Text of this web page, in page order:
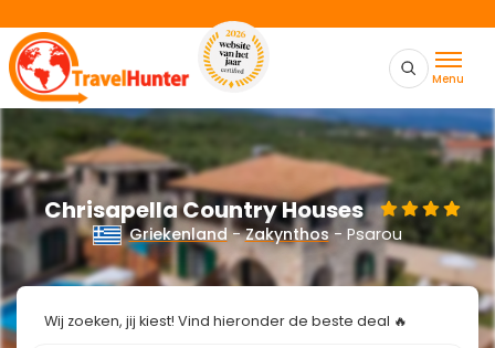
Menu
Chrisapella Country Houses
Griekenland-Zakynthos- Psarou
Wij zoeken, jij kiest! Vind hieronder de beste deal 🔥